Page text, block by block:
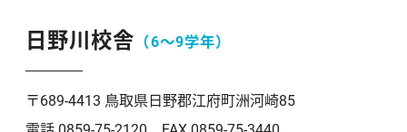
日野川校舎 （6〜9学年）
〒689-4413 鳥取県日野郡江府町洲河崎85